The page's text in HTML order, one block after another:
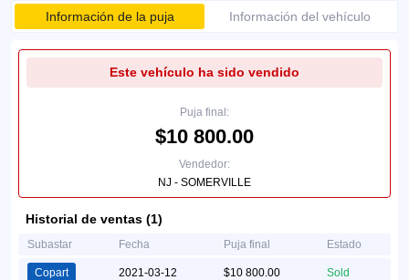
Información de la puja Información del vehículo
Este vehículo ha sido vendido
Puja final:
$10 800.00
Vendedor:
NJ - SOMERVILLE
Historial de ventas (1)
Subastar Fecha Puja final Estado
Copart 2021-03-12 $10 800.00 Sold